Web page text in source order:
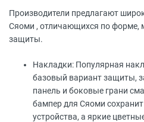
Производители предлагают
Сяоми , отличающихся по форме,
защиты.
Накладки: Популярная
базовый вариант защиты,
панель и боковые грани
бампер для Сяоми
устройства, а яркие